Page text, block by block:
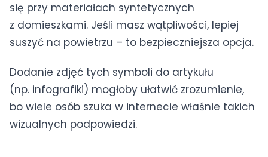
się przy materiałach syntetycznych
z domieszkami. Jeśli masz wątpliwości, lepiej
suszyć na powietrzu – to bezpieczniejsza opcja.
Dodanie zdjęć tych symboli do artykułu
(np. infografiki) mogłoby ułatwić zrozumienie,
bo wiele osób szuka w internecie właśnie takich
wizualnych podpowiedzi.